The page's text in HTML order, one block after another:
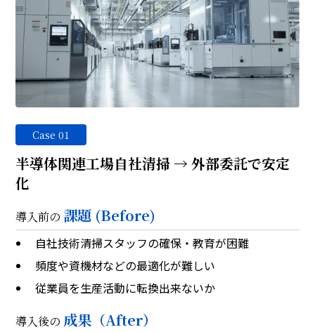
Case 01
半導体関連工場自社清掃 → 外部委託で安定
化
導入前の 課題 (Before)
自社技術清掃スタッフの確保・教育が困難
頻度や資機材などの最適化が難しい
従業員を生産活動に転換出来ないか
導入後の 成果（After）